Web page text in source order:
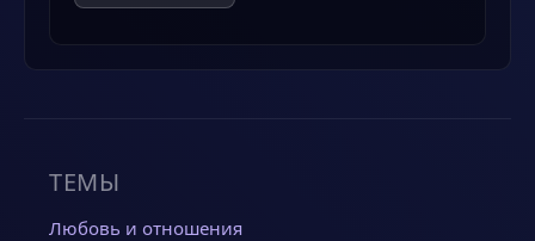
ТЕМЫ
Любовь и отношения